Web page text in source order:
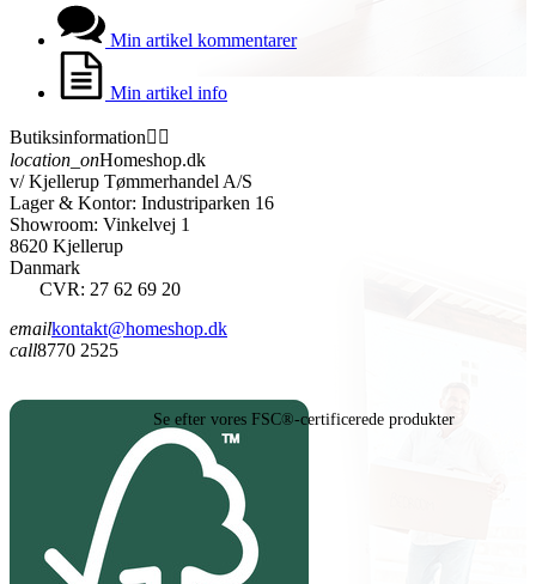
Min artikel kommentarer
Min artikel info
Butiksinformation 
location_onHomeshop.dk
v/ Kjellerup Tømmerhandel A/S
Lager & Kontor: Industriparken 16
Showroom: Vinkelvej 1
8620 Kjellerup
Danmark
CVR: 27 62 69 20
emailkontakt@homeshop.dk
call8770 2525
Se efter vores FSC®-certificerede produkter